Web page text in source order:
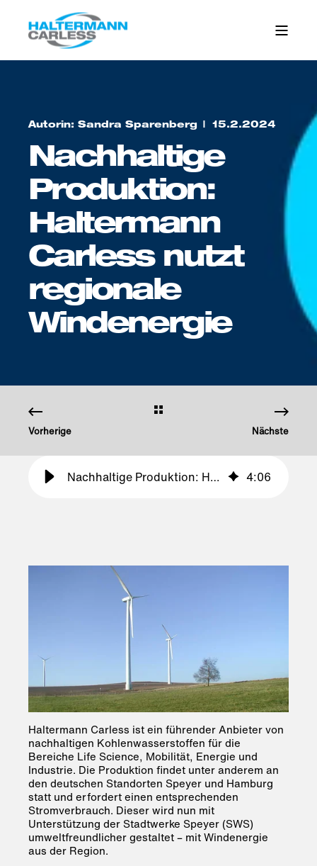
Autorin: Sandra Sparenberg 15.2.2024
Nachhaltige
Produktion:
Haltermann
Carless nutzt
regionale
Windenergie
Vorherige Nächste
Nachhaltige Produktion: Haltermann Carless nutzt regionale Windenergie 4:06
Haltermann Carless ist ein führender Anbieter von
nachhaltigen Kohlenwasserstoffen für die
Bereiche Life Science, Mobilität, Energie und
Industrie. Die Produktion findet unter anderem an
den deutschen Standorten Speyer und Hamburg
statt und erfordert einen entsprechenden
Stromverbrauch. Dieser wird nun mit
Unterstützung der Stadtwerke Speyer (SWS)
umweltfreundlicher gestaltet – mit Windenergie
aus der Region.